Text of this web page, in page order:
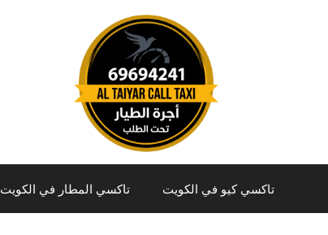
تاكسي كيو في الكويت تاكسي المطار في الكويت